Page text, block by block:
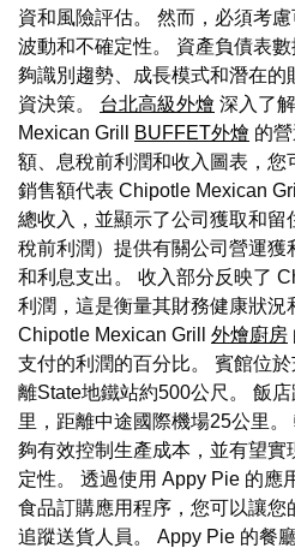
資和風險評估。 然而，必須考
波動和不確定性。 資產負債表
夠識別趨勢、成長模式和潛在的
資決策。 台北高級外燴 深入了
Mexican Grill
BUFFET外燴 的
額、息稅前利潤和收入圖表，您
銷售額代表 Chipotle Mexican
總收入，並顯示了公司獲取和留
稅前利潤）提供有關公司營運獲
和利息支出。 收入部分反映了
利潤，這是衡量其財務健康狀況
Chipotle Mexican Grill 外燴廚房
支付的利潤的百分比。 賓館位
離State地鐵站約500公尺。 飯
里，距離中途國際機場25公里
夠有效控制生產成本，並有望
定性。 透過使用 Appy Pie 的應
食品訂購應用程序，您可以讓
追蹤送貨人員。 Appy Pie 的餐